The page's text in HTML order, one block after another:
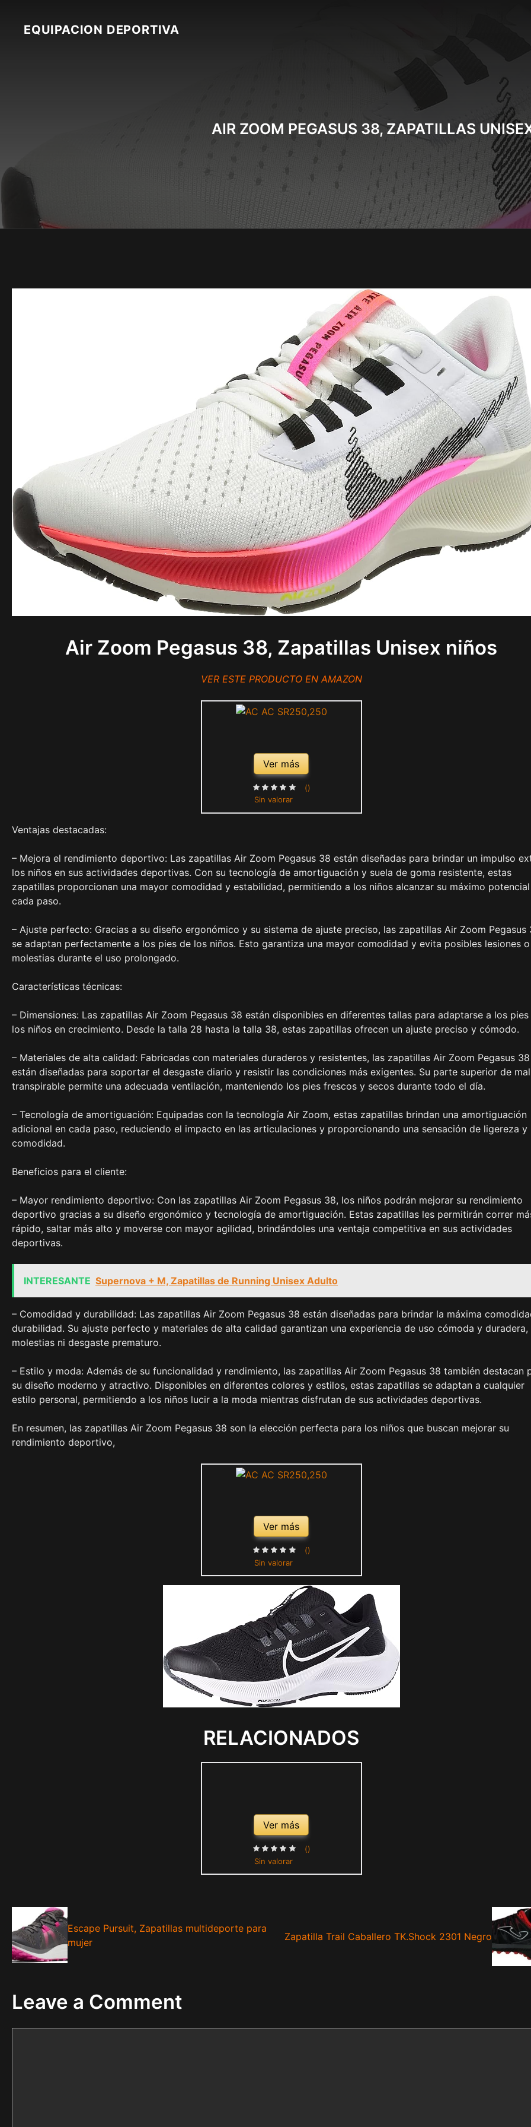
contentEQUIPACION DEPORTIVA
AIR ZOOM PEGASUS 38, ZAPATILLAS
Air Zoom Pegasus 38, Zapatillas Unisex niños
VER ESTE PRODUCTO EN AMAZON
Ver más
Sin valorar
()
Ventajas destacadas:
– Mejora el rendimiento deportivo: Las zapatillas Air Zoom Pegasus 38 están diseñadas para brindar un impulso
los niños en sus actividades deportivas. Con su tecnología de amortiguación y suela de goma resistente, estas
zapatillas proporcionan una mayor comodidad y estabilidad, permitiendo a los niños alcanzar su máximo
cada paso.
– Ajuste perfecto: Gracias a su diseño ergonómico y su sistema de ajuste preciso, las zapatillas Air Zoom Pegasus
se adaptan perfectamente a los pies de los niños. Esto garantiza una mayor comodidad y evita posibles lesiones o
molestias durante el uso prolongado.
Características técnicas:
– Dimensiones: Las zapatillas Air Zoom Pegasus 38 están disponibles en diferentes tallas para adaptarse a los pies
los niños en crecimiento. Desde la talla 28 hasta la talla 38, estas zapatillas ofrecen un ajuste preciso y cómodo.
– Materiales de alta calidad: Fabricadas con materiales duraderos y resistentes, las zapatillas Air Zoom Pegasus 38
están diseñadas para soportar el desgaste diario y resistir las condiciones más exigentes. Su parte superior de
transpirable permite una adecuada ventilación, manteniendo los pies frescos y secos durante todo el día.
– Tecnología de amortiguación: Equipadas con la tecnología Air Zoom, estas zapatillas brindan una amortiguación
adicional en cada paso, reduciendo el impacto en las articulaciones y proporcionando una sensación de ligereza y
comodidad.
Beneficios para el cliente:
– Mayor rendimiento deportivo: Con las zapatillas Air Zoom Pegasus 38, los niños podrán mejorar su rendimiento
deportivo gracias a su diseño ergonómico y tecnología de amortiguación. Estas zapatillas les permitirán correr
rápido, saltar más alto y moverse con mayor agilidad, brindándoles una ventaja competitiva en sus actividades
deportivas.
INTERESANTE Supernova + M, Zapatillas de Running Unisex Adulto
– Comodidad y durabilidad: Las zapatillas Air Zoom Pegasus 38 están diseñadas para brindar la máxima
durabilidad. Su ajuste perfecto y materiales de alta calidad garantizan una experiencia de uso cómoda y duradera,
molestias ni desgaste prematuro.
– Estilo y moda: Además de su funcionalidad y rendimiento, las zapatillas Air Zoom Pegasus 38 también destacan
su diseño moderno y atractivo. Disponibles en diferentes colores y estilos, estas zapatillas se adaptan a cualquier
estilo personal, permitiendo a los niños lucir a la moda mientras disfrutan de sus actividades deportivas.
En resumen, las zapatillas Air Zoom Pegasus 38 son la elección perfecta para los niños que buscan mejorar su
rendimiento deportivo,
Ver más
Sin valorar
()
RELACIONADOS
Ver más
Sin valorar
()
Escape Pursuit, Zapatillas multideporte para
mujer
Zapatilla Trail Caballero TK.Shock 2301 Negro
Leave a Comment